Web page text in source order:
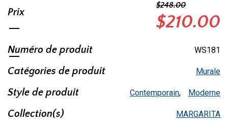
Prix
$248.00
Le
$248.00.
$210.00
Numéro de produit WS181
Catégories de produit Murale
Style de produit Contemporain, Moderne
Collection(s) MARGARITA